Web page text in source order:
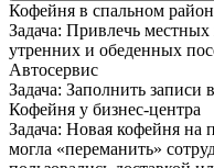
Кофейня в спальном
Задача: Привлечь
утренних и обеденных
Автосервис
Задача: Заполнить записи
Кофейня у бизнес-центра
Задача: Новая кофейня на
могла «переманить»